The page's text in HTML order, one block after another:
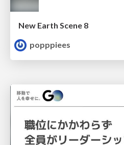
New Earth Scene 8
popppiees